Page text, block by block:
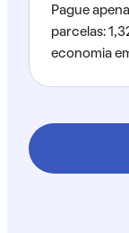
Pague
parcelas:
economia